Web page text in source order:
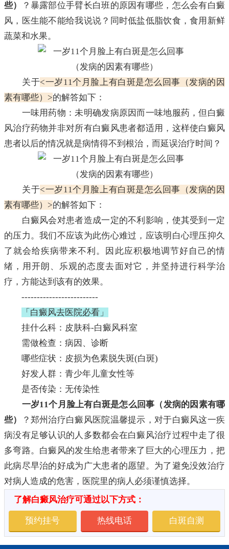
些）
？暴露部位手臂长白班的原因有哪些，怎么会有白癜
风，医生能不能给我说说？同时低盐低脂饮食，食用新鲜
蔬菜和水果。
关于<一岁11个月脸上有白斑是怎么回事（发病的因
素有哪些）>的解答如下：
一味用药物：未明确发病原因而一味地服药，但白癜
风治疗药物并非对所有白癜风患者都适用，这样使白癜风
患者以后的情况就是病情得不到根治，而延误治疗时间？
关于<一岁11个月脸上有白斑是怎么回事（发病的因
素有哪些）>的解答如下：
白癜风会对患者造成一定的不利影响，使其受到一定
的压力。我们不应该为此伤心难过，应该明白心理压抑久
了就会给疾病带来不利。因此应积极地调节好自己的情
绪，用开朗、乐观的态度去面对它，并坚持进行科学治
疗，方能达到该有的效果。
-------------------------
「白癜风去医院必看」
挂什么科：皮肤科-白癜风科室
需做检查：病因、诊断
哪些症状：皮损为色素脱失斑(白斑)
好发人群：青少年儿童女性等
是否传染：无传染性
一岁11个月脸上有白斑是怎么回事（发病的因素有哪
些）
？郑州治疗白癜风医院温馨提示，对于白癜风这一疾
病没有足够认识的人多数都会在白癜风治疗过程中走了很
多弯路。白癜风的发生给患者带来了巨大的心理压力，把
此病尽早治的好成为广大患者的愿望。为了避免没效治疗
对病人造成的危害，医院里的病人必须谨慎选择。
了解白癜风治疗可通过以下方式：
预约挂号 热线电话 白斑自测